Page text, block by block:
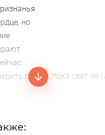
но
в чудо, пока свет не
ертенгеш, попкалады